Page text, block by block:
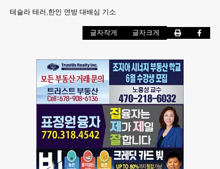
테슬라 테러,한인 연방 대배심 기소
글자작게 글자크게